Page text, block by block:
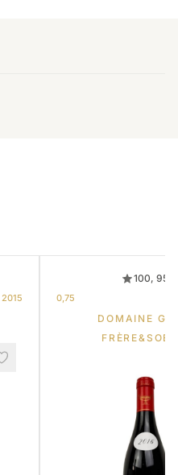
2015
100, 95
0,75
DOMAINE